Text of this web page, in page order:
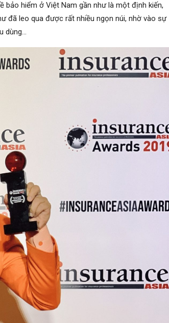
bảo hiểm ở Việt Nam gần như là một định kiến,
đã leo qua được rất nhiều ngọn núi, nhờ vào sự
dùng…